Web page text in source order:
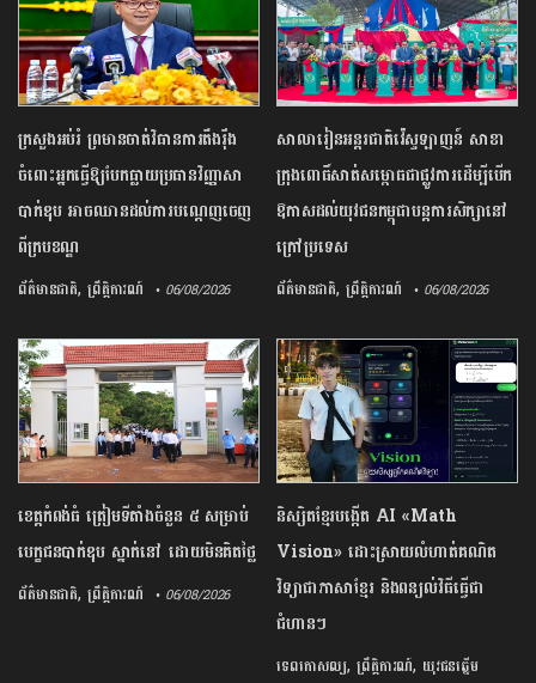
ក្រសួង​អប់រំ ​ព្រមាន​ចាត់​វិធានការ​តឹងរ៉ឹង​
ចំពោះ​អ្នក​ធ្វើឱ្យ​បែកធ្លាយ​ប្រធាន​វិញ្ញាសា​
បាក់ឌុប ​អាច​ឈានដល់​ការ​បណ្តេញ​ចេញ​
ពី​ក្របខណ្ឌ​
ព័ត៌មានជាតិ, ព្រឹត្តិការណ៍ • 06/08/2026
សាលារៀន​អន្តរជាតិ​វ៉េស្ទឡាញន៍​ ​សាខា​
ក្រុង​ពោធិ៍សាត់​សម្ពោធ​ជា​ផ្លូវការ​​ដើម្បី​បើក​
ឱកាស​ដល់​យុវជន​កម្ពុជា​បន្ត​ការ​សិក្សា​នៅ​
ក្រៅ​ប្រទេស​
ព័ត៌មានជាតិ, ព្រឹត្តិការណ៍ • 06/08/2026
ខេត្ត​កំពង់ធំ​ ត្រៀម​ទីតាំង​ចំនួន​ ​៥​ ​សម្រាប់​
បេក្ខជន​បាក់ឌុប ស្នាក់នៅ ​ដោយ​មិន​គិត​ថ្លៃ​
ព័ត៌មានជាតិ, ព្រឹត្តិការណ៍ • 06/08/2026
និស្សិត​ខ្មែរ​បង្កើត​ ​AI​ ​«​Math​ ​
Vision​» ​ដោះស្រាយ​លំហាត់​គណិត
វិទ្យា​ជា​ភាសា​ខ្មែរ​ និង​ពន្យល់​វិធី​ធ្វើជា​
ជំហាន​ៗ​
ទេពកោសល្យ, ព្រឹត្តិការណ៍, យុវជនឆ្នើម